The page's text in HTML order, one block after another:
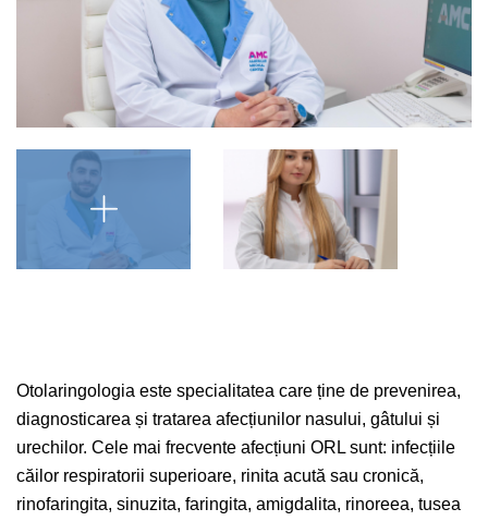
Otolaringologia este specialitatea care ține de prevenirea,
diagnosticarea și tratarea afecțiunilor nasului, gâtului și
urechilor. Cele mai frecvente afecțiuni ORL sunt: infecțiile
căilor respiratorii superioare, rinita acută sau cronică,
rinofaringita, sinuzita, faringita, amigdalita, rinoreea, tusea